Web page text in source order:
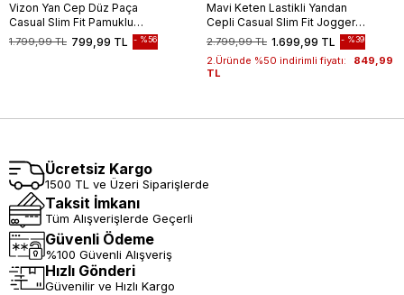
Vizon Yan Cep Düz Paça
Casual Slim Fit Pamuklu
Jogger Pantolon 1003230159
799,99 TL
1.799,99 TL %56
Mavi Keten Lastikli Yandan
Cepli Casual Slim Fit Jogger
Pantolon 1003240103
1.699,99 TL
2.799,99 TL %39
2.Üründe %50 indirimli fiyatı:
849,99
TL
Ücretsiz Kargo
1500 TL ve Üzeri Siparişlerde
Taksit İmkanı
Tüm Alışverişlerde Geçerli
Güvenli Ödeme
%100 Güvenli Alışveriş
Hızlı Gönderi
Güvenilir ve Hızlı Kargo